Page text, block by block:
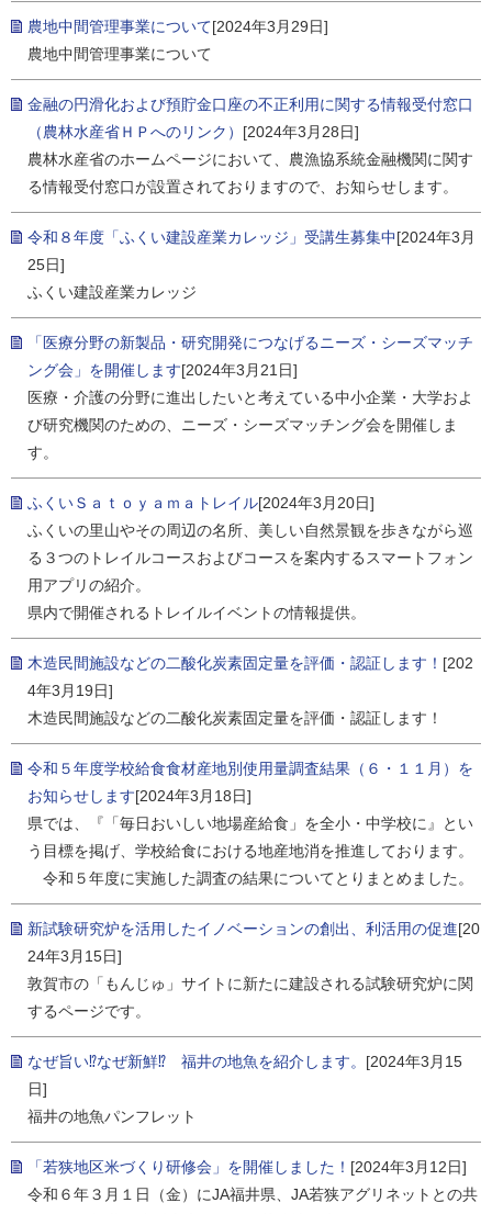
農地中間管理事業について[2024年3月29日]
農地中間管理事業について
金融の円滑化および預貯金口座の不正利用に関する情報受付窓口
（農林水産省ＨＰへのリンク） [2024年3月28日]
農林水産省のホームページにおいて、農漁協系統金融機関に関す
る情報受付窓口が設置されておりますので、お知らせします。
令和８年度「ふくい建設産業カレッジ」受講生募集中[2024年3月
25日]
ふくい建設産業カレッジ
「医療分野の新製品・研究開発につなげるニーズ・シーズマッチ
ング会」を開催します[2024年3月21日]
医療・介護の分野に進出したいと考えている中小企業・大学およ
び研究機関のための、ニーズ・シーズマッチング会を開催しま
す。
ふくいＳａｔｏｙａｍａトレイル[2024年3月20日]
ふくいの里山やその周辺の名所、美しい自然景観を歩きながら巡
る３つのトレイルコースおよびコースを案内するスマートフォン
用アプリの紹介。
県内で開催されるトレイルイベントの情報提供。
木造民間施設などの二酸化炭素固定量を評価・認証します！ [202
4年3月19日]
木造民間施設などの二酸化炭素固定量を評価・認証します！
令和５年度学校給食食材産地別使用量調査結果（６・１１月）を
お知らせします[2024年3月18日]
県では、『「毎日おいしい地場産給食」を全小・中学校に』とい
う目標を掲げ、学校給食における地産地消を推進しております。
令和５年度に実施した調査の結果についてとりまとめました。
新試験研究炉を活用したイノベーションの創出、利活用の促進[20
24年3月15日]
敦賀市の「もんじゅ」サイトに新たに建設される試験研究炉に関
するページです。
なぜ旨い⁉なぜ新鮮⁉ 福井の地魚を紹介します。 [2024年3月15
日]
福井の地魚パンフレット
「若狭地区米づくり研修会」を開催しました！ [2024年3月12日]
令和６年３月１日（金）にJA福井県、JA若狭アグリネットとの共